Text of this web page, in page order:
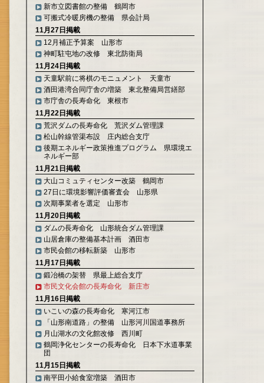
新市立図書館の整備 鶴岡市
可搬式冷暖房機の整備 県会計局
11月27日掲載
12月補正予算案 山形市
神町駐屯地の改修 東北防衛局
11月24日掲載
天童駅前に将棋のモニュメント 天童市
酒田港湾合同庁舎の増築 東北整備局営繕部
市庁舎の長寿命化 東根市
11月22日掲載
荒沢ダムの長寿命化 荒沢ダム管理課
松山幹線管渠布設 庄内総合支庁
後期エネルギー政策推進プログラム 県環境エ
ネルギー部
11月21日掲載
大山コミュティセンター改築 鶴岡市
27日に環境影響評価審査会 山形県
次期事業者を選定 山形市
11月20日掲載
ダムの長寿命化 山形統合ダム管理課
山居倉庫の整備基本計画 酒田市
市民会館の移転新築 山形市
11月17日掲載
鍛冶橋の架替 県最上総合支庁
市民文化会館の長寿命化 新庄市
11月16日掲載
いこいの森の長寿命化 寒河江市
「山形南道路」の整備 山形河川国道事務所
月山湖水の文化館改修 西川町
鶴岡浄化センターの長寿命化 日本下水道事業
団
11月15日掲載
南平田小給食室増築 酒田市